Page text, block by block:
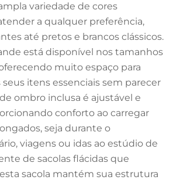
variedade de cores
a qualquer preferência,
até pretos e brancos clássicos.
está disponível nos tamanhos
muito espaço para
itens essenciais sem parecer
ombro inclusa é ajustável e
conforto ao carregar
seja durante o
viagens ou idas ao estúdio de
de sacolas flácidas que
sacola mantém sua estrutura